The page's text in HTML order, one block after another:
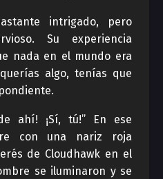
intrigado, pero
Su experiencia
nada en el mundo era
algo, tenías que
ahí! ¡Sí, tú!” En ese
con una nariz roja
de Cloudhawk en el
se iluminaron y se